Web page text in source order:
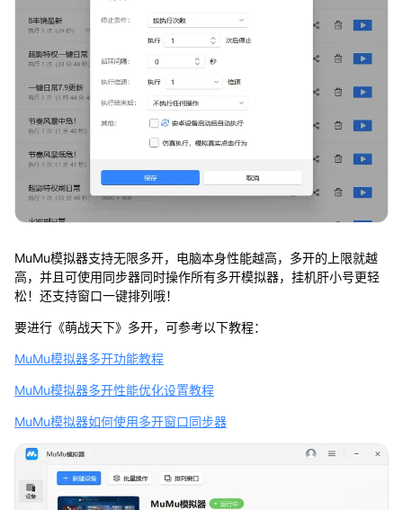
MuMu模拟器支持无限多开，电脑本身性能越高，多开的上限就越
高，并且可使用同步器同时操作所有多开模拟器，挂机肝小号更轻
松！还支持窗口一键排列哦！
要进行《萌战天下》多开，可参考以下教程：
MuMu模拟器多开功能教程
MuMu模拟器多开性能优化设置教程
MuMu模拟器如何使用多开窗口同步器